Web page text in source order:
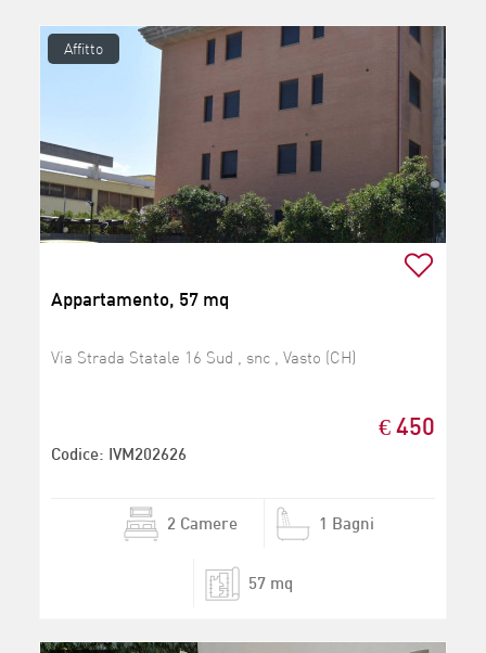
Affitto
Appartamento, 57 mq
Via Strada Statale 16 Sud , snc , Vasto (CH)
€ 450
Codice: IVM202626
2 Camere 1 Bagni
57 mq